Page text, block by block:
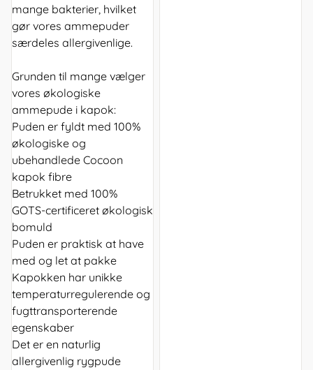
mange bakterier, hvilket
gør vores ammepuder
særdeles allergivenlige.
Grunden til mange vælger
vores økologiske
ammepude i kapok:
Puden er fyldt med 100%
økologiske og
ubehandlede Cocoon
kapok fibre
Betrukket med 100%
GOTS-certificeret økologisk
bomuld
Puden er praktisk at have
med og let at pakke
Kapokken har unikke
temperaturregulerende og
fugttransporterende
egenskaber
Det er en naturlig
allergivenlig rygpude